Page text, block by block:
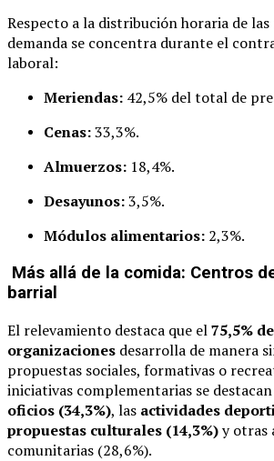
Respecto a la distribución horaria de
demanda se concentra durante el
laboral:
Meriendas: 42,5% del total de
Cenas:33,3%.
Almuerzos: 18,4%.
Desayunos:3,5%.
Módulos alimentarios: 2,3%.
Más allá de la comida: Centros
barrial
El relevamiento destaca que el75,5%
organizaciones desarrolla de manera
propuestas sociales, formativas o
iniciativas complementarias se
oficios (34,3%), las actividades
propuestas culturales (14,3%)y otras
comunitarias (28,6%).